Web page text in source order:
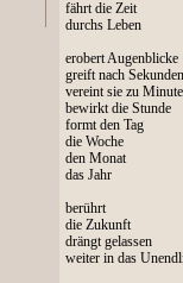
fährt die Zeit
durchs Leben
erobert Augenblicke
greift nach Sekunden
vereint sie zu
bewirkt die Stunde
formt den Tag
die Woche
den Monat
das Jahr
berührt
die Zukunft
drängt gelassen
weiter in das